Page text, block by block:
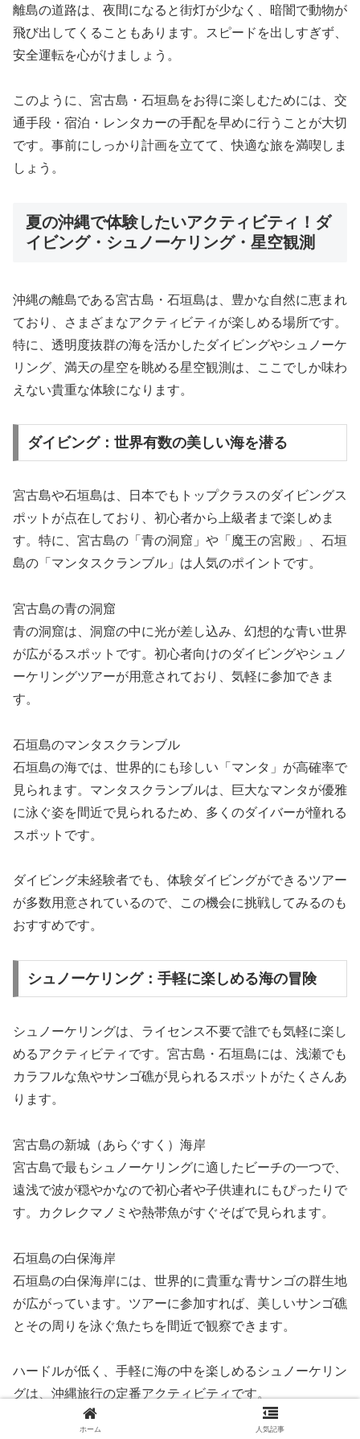
離島の道路は、夜間になると街灯が少なく、暗闇で動物が
飛び出してくることもあります。スピードを出しすぎず、
安全運転を心がけましょう。
このように、宮古島・石垣島をお得に楽しむためには、交
通手段・宿泊・レンタカーの手配を早めに行うことが大切
です。事前にしっかり計画を立てて、快適な旅を満喫しま
しょう。
夏の沖縄で体験したいアクティビティ！ダ
イビング・シュノーケリング・星空観測
沖縄の離島である宮古島・石垣島は、豊かな自然に恵まれ
ており、さまざまなアクティビティが楽しめる場所です。
特に、透明度抜群の海を活かしたダイビングやシュノーケ
リング、満天の星空を眺める星空観測は、ここでしか味わ
えない貴重な体験になります。
ダイビング：世界有数の美しい海を潜る
宮古島や石垣島は、日本でもトップクラスのダイビングス
ポットが点在しており、初心者から上級者まで楽しめま
す。特に、宮古島の「青の洞窟」や「魔王の宮殿」、石垣
島の「マンタスクランブル」は人気のポイントです。
宮古島の青の洞窟
青の洞窟は、洞窟の中に光が差し込み、幻想的な青い世界
が広がるスポットです。初心者向けのダイビングやシュノ
ーケリングツアーが用意されており、気軽に参加できま
す。
石垣島のマンタスクランブル
石垣島の海では、世界的にも珍しい「マンタ」が高確率で
見られます。マンタスクランブルは、巨大なマンタが優雅
に泳ぐ姿を間近で見られるため、多くのダイバーが憧れる
スポットです。
ダイビング未経験者でも、体験ダイビングができるツアー
が多数用意されているので、この機会に挑戦してみるのも
おすすめです。
シュノーケリング：手軽に楽しめる海の冒険
シュノーケリングは、ライセンス不要で誰でも気軽に楽し
めるアクティビティです。宮古島・石垣島には、浅瀬でも
カラフルな魚やサンゴ礁が見られるスポットがたくさんあ
ります。
宮古島の新城（あらぐすく）海岸
宮古島で最もシュノーケリングに適したビーチの一つで、
遠浅で波が穏やかなので初心者や子供連れにもぴったりで
す。カクレクマノミや熱帯魚がすぐそばで見られます。
石垣島の白保海岸
石垣島の白保海岸には、世界的に貴重な青サンゴの群生地
が広がっています。ツアーに参加すれば、美しいサンゴ礁
とその周りを泳ぐ魚たちを間近で観察できます。
ハードルが低く、手軽に海の中を楽しめるシュノーケリン
グは、沖縄旅行の定番アクティビティです。
ホーム 人気記事